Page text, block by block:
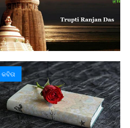
କବିତା